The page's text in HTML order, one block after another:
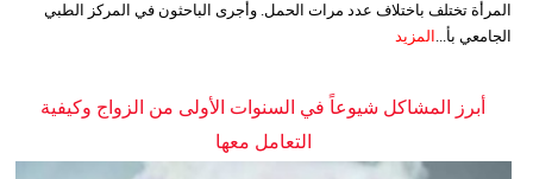
المرأة تختلف باختلاف عدد مرات الحمل. وأجرى الباحثون في المركز الطبي
الجامعي بأ... المزيد
أبرز المشاكل شيوعاً في السنوات الأولى من الزواج وكيفية
التعامل معها